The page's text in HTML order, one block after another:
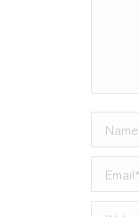
Name *
Email *
Website